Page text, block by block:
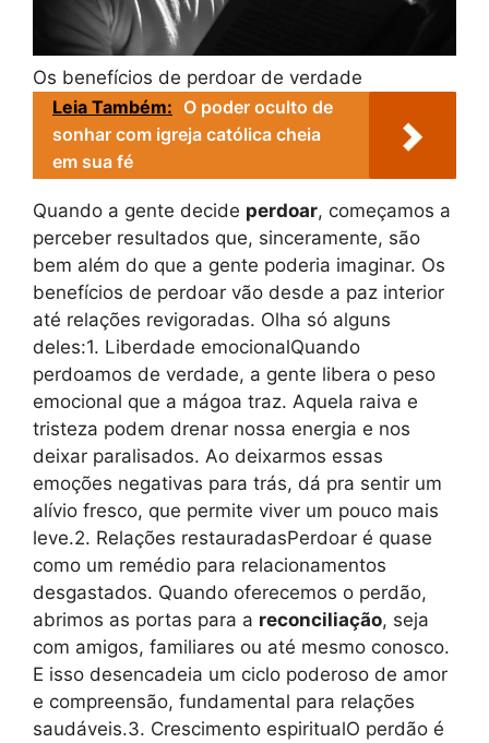
Os benefícios de perdoar de verdade
Leia Também: O poder oculto de
sonhar com igreja católica cheia
em sua fé
Quando a gente decide perdoar, começamos a
perceber resultados que, sinceramente, são
bem além do que a gente poderia imaginar. Os
benefícios de perdoar vão desde a paz interior
até relações revigoradas. Olha só alguns
deles:1. Liberdade emocionalQuando
perdoamos de verdade, a gente libera o peso
emocional que a mágoa traz. Aquela raiva e
tristeza podem drenar nossa energia e nos
deixar paralisados. Ao deixarmos essas
emoções negativas para trás, dá pra sentir um
alívio fresco, que permite viver um pouco mais
leve.2. Relações restauradasPerdoar é quase
como um remédio para relacionamentos
desgastados. Quando oferecemos o perdão,
abrimos as portas para a reconciliação, seja
com amigos, familiares ou até mesmo conosco.
E isso desencadeia um ciclo poderoso de amor
e compreensão, fundamental para relações
saudáveis.3. Crescimento espiritualO perdão é